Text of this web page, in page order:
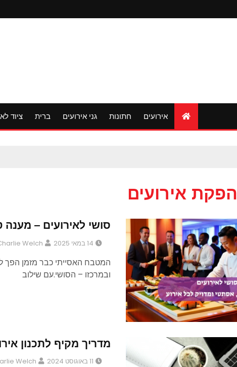
אירועים חתונות גני אירועים ברית ציוד
הפקת אירועים
סושי לאירועים – מענה
14 במאי 2025 Welch
המטבח האסייתי כבר מזמן הפך
ובמרכזו – הסושי.עם שילוב
מדריך מקיף לתכנון
11 באוגוסט 2024 Welch